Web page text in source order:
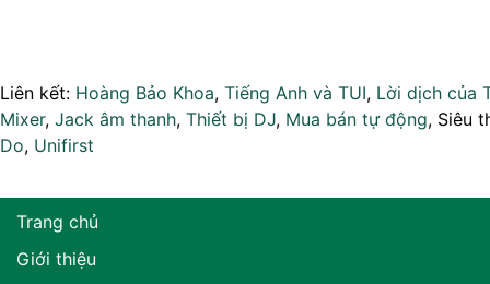
Liên kết: Hoàng Bảo Khoa, Tiếng Anh và TUI, Lời dịch của
Mixer, Jack âm thanh, Thiết bị DJ, Mua bán tự động, Siêu
Do, Unifirst
Trang chủ
Giới thiệu